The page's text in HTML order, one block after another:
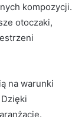
kompozycji.
otoczaki,
na warunki